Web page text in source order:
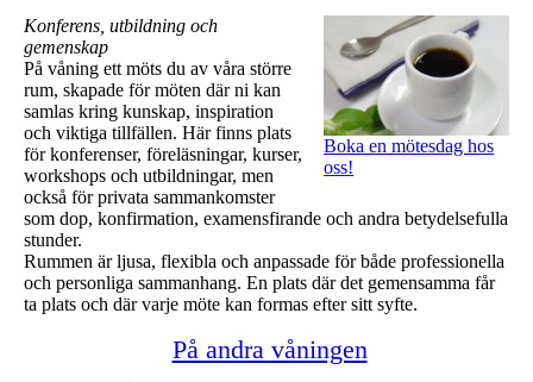
Boka en mötesdag hos
oss!
Konferens, utbildning och
gemenskap
På våning ett möts du av våra större
rum, skapade för möten där ni kan
samlas kring kunskap, inspiration
och viktiga tillfällen. Här finns plats
för konferenser, föreläsningar, kurser,
workshops och utbildningar, men
också för privata sammankomster
som dop, konfirmation, examensfirande och andra betydelsefulla
stunder.
Rummen är ljusa, flexibla och anpassade för både professionella
och personliga sammanhang. En plats där det gemensamma får
ta plats och där varje möte kan formas efter sitt syfte.
På andra våningen